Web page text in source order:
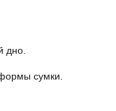
дно.
сумки.